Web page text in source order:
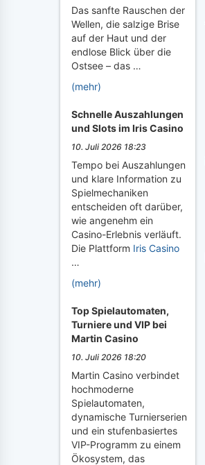
Das sanfte Rauschen der
Wellen, die salzige Brise
auf der Haut und der
endlose Blick über die
Ostsee – das …
(mehr)
Schnelle Auszahlungen
und Slots im Iris Casino
10. Juli 2026 18:23
Tempo bei Auszahlungen
und klare Information zu
Spielmechaniken
entscheiden oft darüber,
wie angenehm ein
Casino-Erlebnis verläuft.
Die Plattform Iris Casino
…
(mehr)
Top Spielautomaten,
Turniere und VIP bei
Martin Casino
10. Juli 2026 18:20
Martin Casino verbindet
hochmoderne
Spielautomaten,
dynamische Turnierserien
und ein stufenbasiertes
VIP-Programm zu einem
Ökosystem, das